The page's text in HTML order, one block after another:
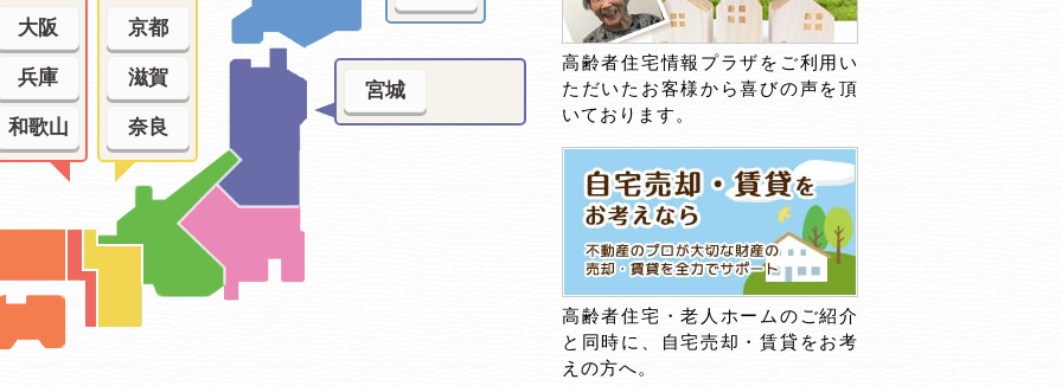
宮城
京都
滋賀
奈良
大阪
兵庫
和歌山
高齢者住宅情報プラザをご利用い
ただいたお客様から喜びの声を頂
いております。
高齢者住宅・老人ホームのご紹介
と同時に、自宅売却・賃貸をお考
えの方へ。